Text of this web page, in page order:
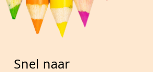
Snel naar